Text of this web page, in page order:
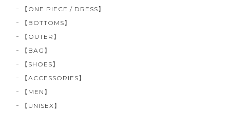
【ONE PIECE / DRESS】
【BOTTOMS】
【OUTER】
【BAG】
【SHOES】
【ACCESSORIES】
【MEN】
【UNISEX】